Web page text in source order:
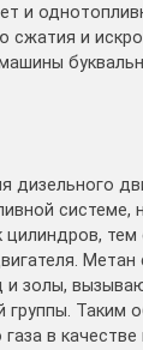
и
сжатия и
дизельного
системе,
цилиндров,
и золы,
Таким
в